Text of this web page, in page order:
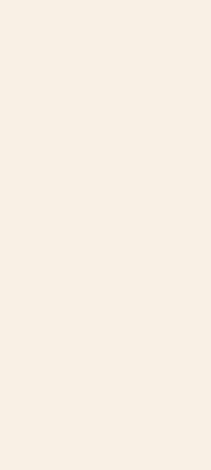
la cresta
de Plata